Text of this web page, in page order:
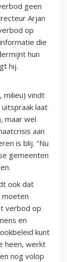
geen
Arjan
op
die
hun
hij.
milieu) vindt
laat
maar wel
aan
is blij. "Nu
gemeenten
ook dat
moeten
verbod op
en
kunt
heen, werkt
nog volop